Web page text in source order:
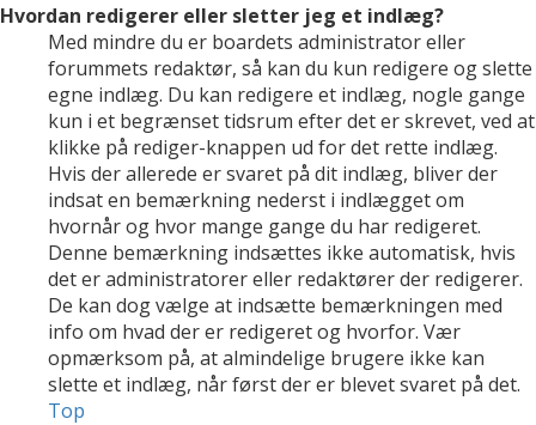
Hvordan redigerer eller sletter jeg et indlæg?
Med mindre du er boardets administrator eller
forummets redaktør, så kan du kun redigere og slette
egne indlæg. Du kan redigere et indlæg, nogle gange
kun i et begrænset tidsrum efter det er skrevet, ved at
klikke på rediger-knappen ud for det rette indlæg.
Hvis der allerede er svaret på dit indlæg, bliver der
indsat en bemærkning nederst i indlægget om
hvornår og hvor mange gange du har redigeret.
Denne bemærkning indsættes ikke automatisk, hvis
det er administratorer eller redaktører der redigerer.
De kan dog vælge at indsætte bemærkningen med
info om hvad der er redigeret og hvorfor. Vær
opmærksom på, at almindelige brugere ikke kan
slette et indlæg, når først der er blevet svaret på det.
Top